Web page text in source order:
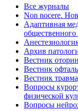
Все журналы
Non nocere.
Адаптивная
общественного
Архив
Вестник
Вестник
Вестник
Вопросы
физической
Вопросы